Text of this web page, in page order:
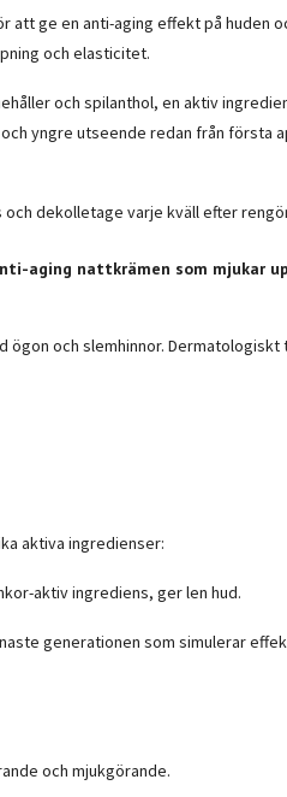
ge en anti-aging effekt på huden
och elasticitet.
och spilanthol, en aktiv
yngre utseende redan från första
och dekolletage varje kväll efter
aging nattkrämen som mjukar
ögon och slemhinnor.
aktiva ingredienser:
aktiv ingrediens, ger len hud.
generationen som simulerar
och mjukgörande.